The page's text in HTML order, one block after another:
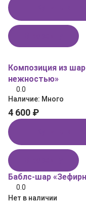
Композиция из
нежностью»
0.0
Наличие: Много
4 600 ₽
Баблс-шар
0.0
Нет в наличии